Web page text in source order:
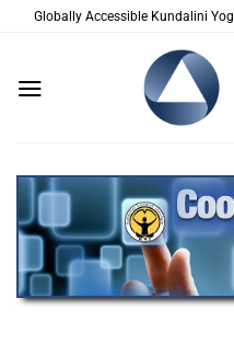
ZumGlobally Accessible Kundalini